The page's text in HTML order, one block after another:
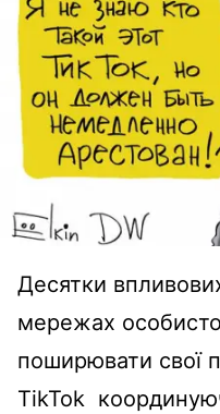
Десятки
мережах
поширювати свої
TikTok